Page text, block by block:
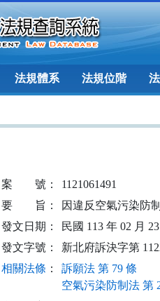
法規體系 法規位階
案 號：
1121061491
要
旨：
因違反空氣污染防
發文日期：
民國 113 年 02 月 23
發文字號：
新北府訴決字第
相關法條 ：
訴願法 第 79 條
空氣污染防制法 第